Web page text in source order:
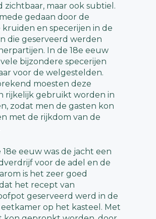
zichtbaar, maar ook subtiel.
gedaan door de
kruiden en specerijen in de
die geserveerd werden
In de 18e eeuw
bijzondere specerijen
voor de welgestelden.
moesten deze
rijkelijk gebruikt worden in
zodat men de gasten kon
met de rijkdom van de
18e eeuw was de jacht een
voor de adel en de
is het zeer goed
het recept van
geserveerd werd in de
op het kasteel. Met